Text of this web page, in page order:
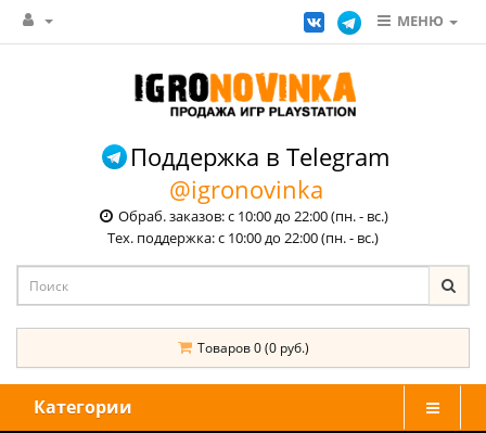
МЕНЮ
Поддержка в Telegram
@igronovinka
Обраб. заказов: с 10:00 до 22:00 (пн. - вс.)
Тех. поддержка: с 10:00 до 22:00 (пн. - вс.)
Товаров 0 (0 руб.)
Категории